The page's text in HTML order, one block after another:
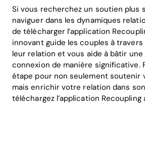
Si vous recherchez un soutien plus
naviguer dans les dynamiques
de télécharger l’application
innovant guide les couples à
leur relation et vous aide à bâtir
connexion de manière significative.
étape pour non seulement soutenir
mais enrichir votre relation dans
téléchargez l’application Recoupling